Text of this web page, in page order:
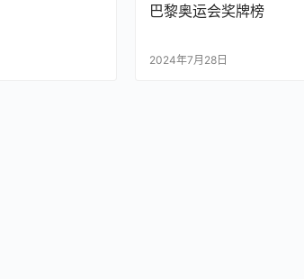
巴黎奥运会奖牌榜
2024年7月28日